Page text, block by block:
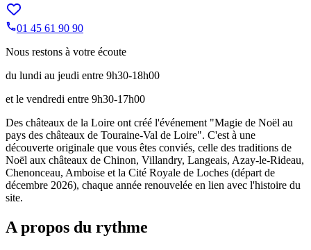
01 45 61 90 90
Nous restons à votre écoute
du lundi au jeudi entre 9h30-18h00
et le vendredi entre 9h30-17h00
Des châteaux de la Loire ont créé l'événement "Magie de Noël au
pays des châteaux de Touraine-Val de Loire". C'est à une
découverte originale que vous êtes conviés, celle des traditions de
Noël aux châteaux de Chinon, Villandry, Langeais, Azay-le-Rideau,
Chenonceau, Amboise et la Cité Royale de Loches (départ de
décembre 2026), chaque année renouvelée en lien avec l'histoire du
site.
A propos du rythme